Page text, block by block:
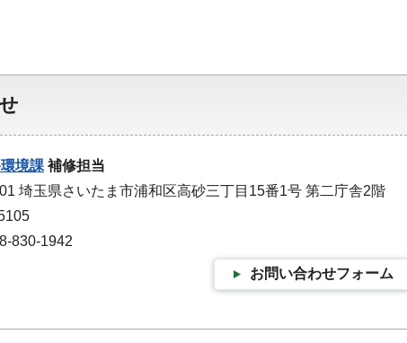
境課 補修担当
埼玉県さいたま市浦和区高砂三丁目15番1号 第二庁舎2階
830-1942
お問い合わせフォーム